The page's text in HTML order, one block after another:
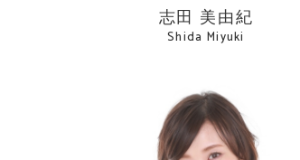
志田 美由紀
Shida Miyuki